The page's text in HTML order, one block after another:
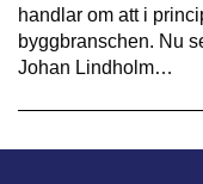
handlar om att i
byggbranschen. Nu
Johan Lindholm…